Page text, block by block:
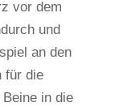
vor dem
und
an den
für die
in die